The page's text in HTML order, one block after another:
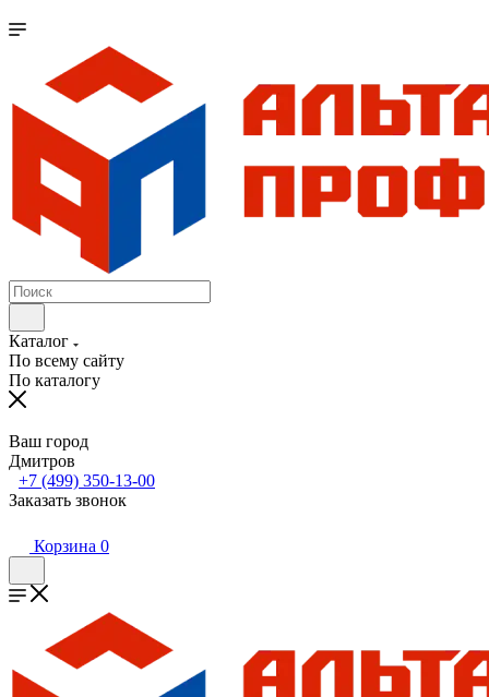
Каталог
По всему сайту
По каталогу
Ваш город
Дмитров
+7 (499) 350-13-00
Заказать звонок
Корзина 0